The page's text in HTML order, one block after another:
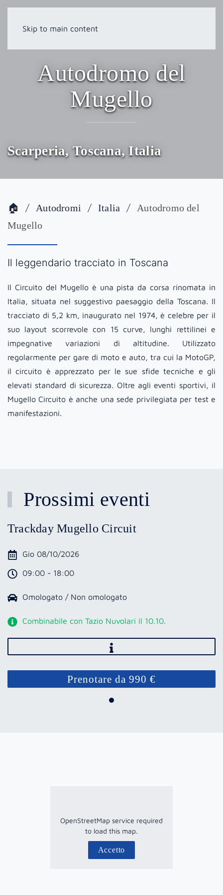
Skip to main content
Autodromo del
Mugello
Scarperia, Toscana, Italia
🏠 Autodromi Italia
Autodromo del
Mugello
Il leggendario tracciato in Toscana
Il Circuito del Mugello è una pista da corsa rinomata in
Italia, situata nel suggestivo paesaggio della Toscana. Il
tracciato di 5,2 km, inaugurato nel 1974, è celebre per il
suo layout scorrevole con 15 curve, lunghi rettilinei e
impegnative variazioni di altitudine. Utilizzato
regolarmente per gare di moto e auto, tra cui la MotoGP,
il circuito è apprezzato per le sue sfide tecniche e gli
elevati standard di sicurezza. Oltre agli eventi sportivi, il
Mugello Circuito è anche una sede privilegiata per test e
manifestazioni.
Prossimi eventi
Trackday Mugello Circuit
Gio 08/10/2026
09:00 - 18:00
Omologato / Non omologato
Combinabile con Tazio Nuvolari il 10.10.
Prenotare da 990 €
OpenStreetMap service required
to load this map.
Accetto